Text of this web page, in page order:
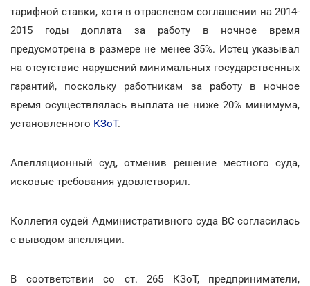
тарифной ставки, хотя в отраслевом соглашении на 2014-
2015 годы доплата за работу в ночное время
предусмотрена в размере не менее 35%. Истец указывал
на отсутствие нарушений минимальных государственных
гарантий, поскольку работникам за работу в ночное
время осуществлялась выплата не ниже 20% минимума,
установленного КЗоТ.
Апелляционный суд, отменив решение местного суда,
исковые требования удовлетворил.
Коллегия судей Административного суда ВС согласилась
с выводом апелляции.
В соответствии со ст. 265 КЗоТ, предприниматели,